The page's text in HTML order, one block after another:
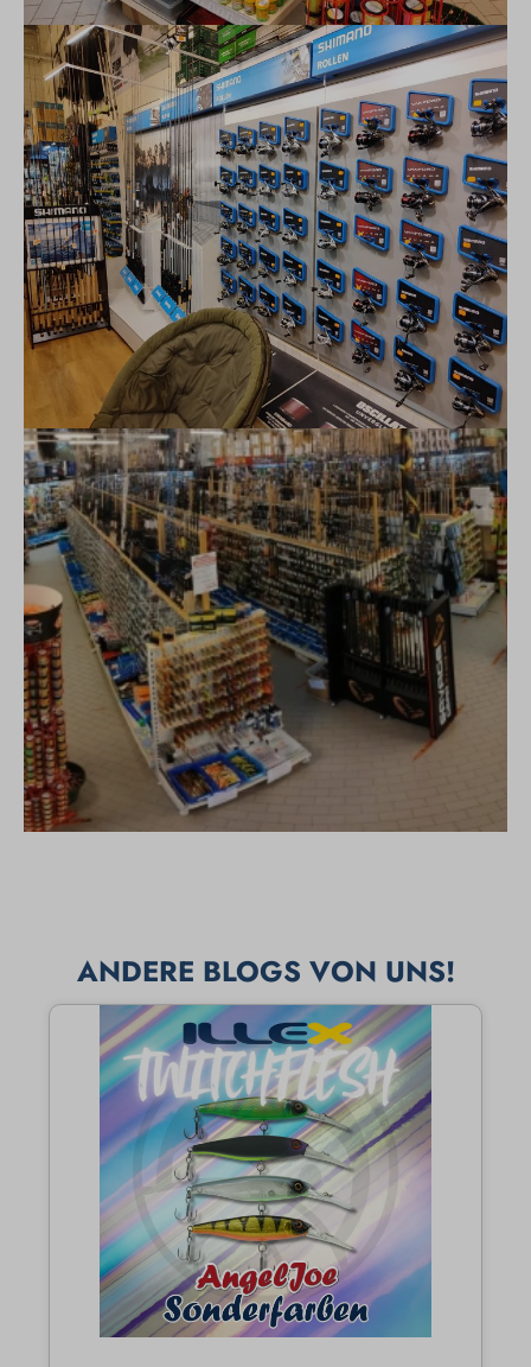
ANDERE BLOGS VON UNS!